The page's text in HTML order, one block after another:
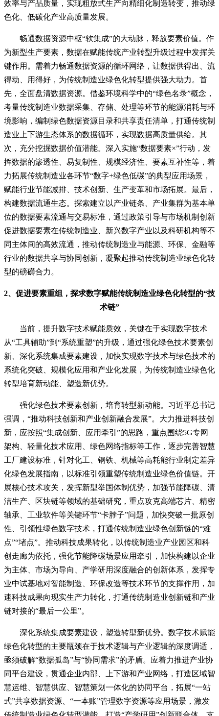
效率与产品质量，实现粗放式生产向精细化制造转变，推动绿
色化、低碳化产业高质量发展。
畅通数据资源中枢“软集成”的大动脉，释放要素价值。作
为新型生产要素，数据在赋能传统产业转型升级过程中发挥关
键作用。需着力畅通数据资源的循环网络，让数据供得出、流
得动、用得好，为传统制造业绿色化转型提供强大动力。首
先，全面盘清数据资源。借鉴环境科学中的“绿色名录”概念，
考量传统制造业数据采集、存储、处理等环节的能源消耗与环
境影响，编制绿色数据资源目录和共享责任清单，打通传统制
造业上下游生态体系的数据循环，实现数据高质量供给。其
次，充分挖掘数据价值潜能。深入实施“数据要素×”行动，发
挥数据的渗透性、易复制性、规模经济性、要素互补性等，着
力拓展传统制造业各环节“数字+绿色低碳”的典型应用场景，
赋能行业节能减排、技术创新、生产变革和市场拓展。最后，
构建数据流通生态。探索建立以产业链条、产业集群为基本单
位的数据要素流通与交易标准，通过政策引导与市场机制创新
促进数据要素在传统制造业、新兴数字产业以及科研机构等不
同主体间的高效流通，推动传统制造业与能源、环保、金融等
行业的数据共享与协同创新，凝聚起推动传统制造业绿色化转
型的磅礴合力。
2、促进要素重组，探求数字赋能传统制造业绿色化转型的“技
术链”
当前，提升数字技术赋能质效，关键在于实现数字技术
从“工具辅助”到“系统重塑”的升级，通过强化绿色技术要素创
新、深化系统集成要素建设，加快实现数字技术与绿色技术的
系统化突破、规模化应用和产业化发展，为传统制造业绿色化
转型培育新动能、塑造新优势。
强化绿色技术要素创新，培育转型新动能。习近平总书记
强调，“推动科技创新和产业创新融合发展”。大力推进科技创
新，应按照“集成创新、应用牵引”的思路，重点围绕5G专网
架构、轻量化技术应用、绿色网络指标等工作，逐步完善智慧
工厂建设标准，针对化工、钢铁、机械等高耗能行业制定差异
化绿色发展指南，以标准引领重塑传统制造业绿色价值链。开
展核心技术攻关，发挥新型举国体制优势，加强节能降碳、清
洁生产、区块链等领域的基础研究，重点攻克高端芯片、精密
轴承、工业软件等关键环节“卡脖子”问题，加快突破一批原创
性、引领性绿色数字技术，打通传统制造业绿色创新链的“难
点”“堵点”。推动科技成果转化，以传统制造业产业园区和科
创走廊为依托，强化节能降碳场景应用牵引，加快构建以企业
为主体、市场为导向、产学研用深度融合的创新体系，发挥专
业中试基地对智能制造、环保改造等技术环节的支撑作用，加
速科技成果向现实生产力转化，打通传统制造业创新链和产业
链对接的“最后一公里”。
深化系统集成要素建设，塑造转型新优势。数字技术赋能
绿色化转型的主要瓶颈在于技术逻辑与产业逻辑的深度调适，
亟须破解“数据孤岛”与“协同需求”的矛盾。应着力推进产业协
同平台建设，贯通企业内部、上下游和产业网络，打造区域智
慧运维、智慧供应、智慧策划一体化的协同平台，拓展“一站
式”共享数据资源、“一本账”管理数字资源等应用场景，激发